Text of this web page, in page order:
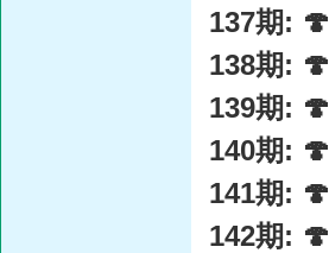
137期: 🍄
138期: 🍄
139期: 🍄
140期: 🍄
141期: 🍄
142期: 🍄